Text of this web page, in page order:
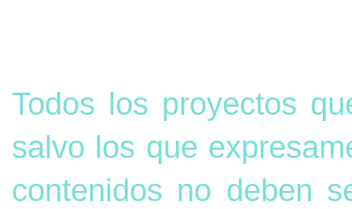
Todos los proyectos
salvo los que
contenidos no deben